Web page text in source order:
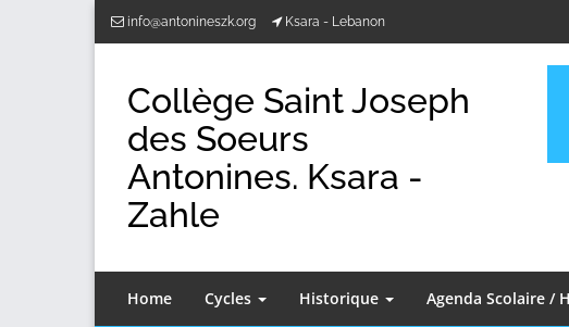
info@antonineszk.org Ksara - Lebanon
Collège Saint Joseph
des Soeurs
Antonines. Ksara -
Zahle
Home Cycles Historique Agenda Scolaire /